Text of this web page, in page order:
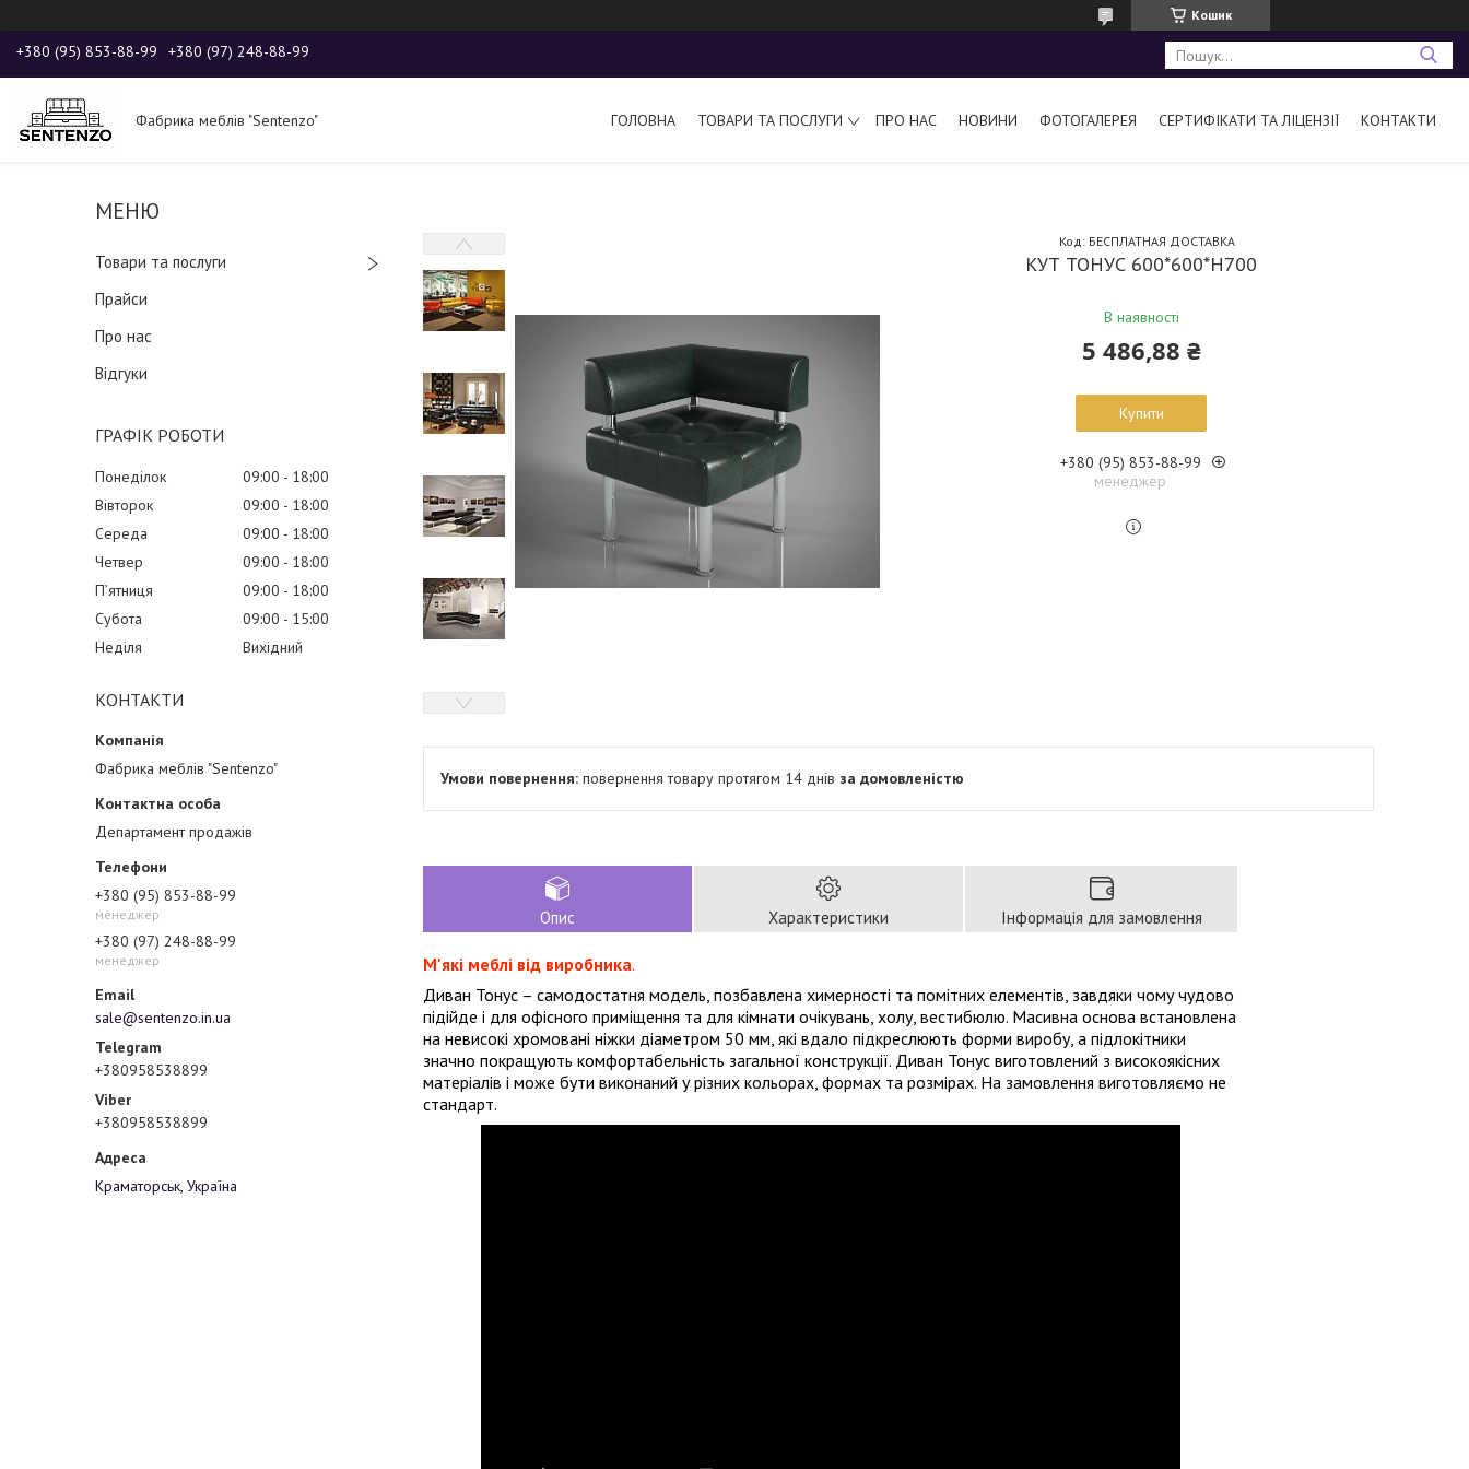
Кошик
+380 (95) 853-88-99 +380 (97) 248-88-99
Фабрика меблів "Sentenzo" ГОЛОВНА ТОВАРИ ТА ПОСЛУГИ ПРО НАС НОВИНИ ФОТОГАЛЕРЕЯ СЕРТИФІКАТИ ТА ЛІЦЕНЗІЇ КОНТАКТИ
Товари та послуги
Прайси
Про нас
Відгуки
ГРАФІК РОБОТИ
Понеділок 09:00
18:00
Вівторок
09:00
18:00
Середа
09:00
18:00
Четвер
09:00
18:00
Пʼятниця
09:00
18:00
Субота
09:00
15:00
Неділя
Вихідний
КОНТАКТИ
Фабрика меблів "Sentenzo"
Департамент продажів
+380 (95) 853-88-99
менеджер
+380 (97) 248-88-99
менеджер
sale@sentenzo.in.ua
+380958538899
+380958538899
Краматорськ, Україна
КУТ ТОНУС 600*600*Н700
В наявності
Код: БЕСПЛАТНАЯ ДОСТАВКА
5 486,88 ₴
Купити
+380 (95) 853-88-99
менеджер
повернення товару протягом 14 днів за домовленістю
Опис Характеристики Інформація для замовлення
М'які меблі від виробника.
Диван Тонус – самодостатня модель, позбавлена химерності та помітних елементів, завдяки чому чудово
підійде і для офісного приміщення та для кімнати очікувань, холу, вестибюлю. Масивна основа встановлена
на невисокі хромовані ніжки діаметром 50 мм, які вдало підкреслюють форми виробу, а підлокітники
значно покращують комфортабельність загальної конструкції. Диван Тонус виготовлений з високоякісних
матеріалів і може бути виконаний у різних кольорах, формах та розмірах. На замовлення виготовляємо не
стандарт.